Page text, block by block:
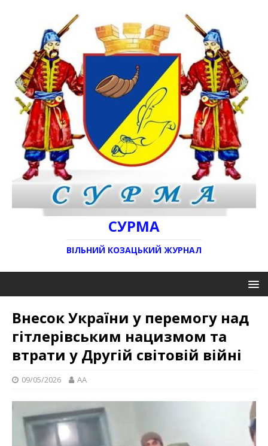
СУРМА
ВІЛЬНИЙ КОЗАЦЬКИЙ ЖУРНАЛ
Внесок України у перемогу над
гітлерівським нацизмом та
втрати у Другій світовій війні
09/05/2026 AA